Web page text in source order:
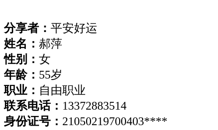
分享者： 平安好运
姓名： 郝萍
性别： 女
年龄： 55岁
职业： 自由职业
联系电话： 13372883514
身份证号： 21050219700403****